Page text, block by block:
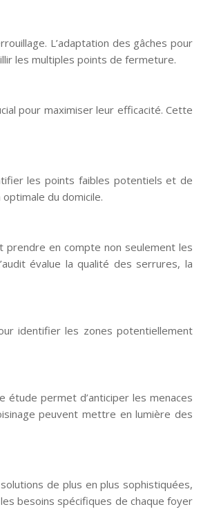
L’adaptation des gâches pour
les multiples points de fermeture.
pour maximiser leur efficacité. Cette
les points faibles potentiels et de
du domicile.
prendre en compte non seulement les
évalue la qualité des serrures, la
identifier les zones potentiellement
étude permet d’anticiper les menaces
peuvent mettre en lumière des
de plus en plus sophistiquées,
besoins spécifiques de chaque foyer